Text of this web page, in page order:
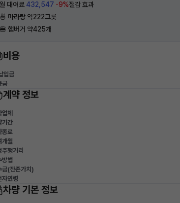
월 대여료 432,547 -9%절감 효과
🍜 마라탕 약222그릇
🍔 햄버거 약425개
비용
입금
금
계약 정보
체
기간
종료
개월
주행거리
방법
금(잔존가치)
자연령
차량 기본 정보